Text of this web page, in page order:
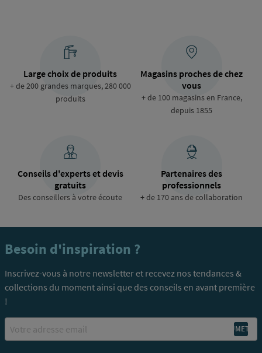
Large choix de produits
+ de 200 grandes marques, 280 000
produits
Magasins proches de chez
vous
+ de 100 magasins en France,
depuis 1855
Conseils d'experts et devis
gratuits
Des conseillers à votre écoute
Partenaires des
professionnels
+ de 170 ans de collaboration
Besoin d'inspiration ?
Inscrivez-vous à notre newsletter et recevez nos tendances &
collections du moment ainsi que des conseils en avant première
!